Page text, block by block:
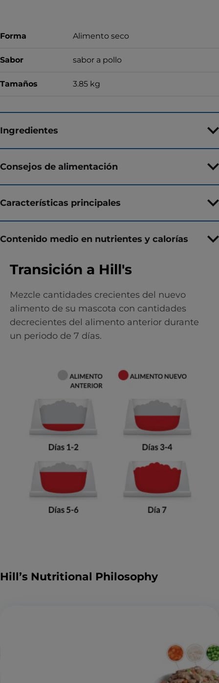
Forma Alimento seco
Sabor sabor a pollo
Tamaños 3.85 kg
Ingredientes
Consejos de alimentación
Características principales
Contenido medio en nutrientes y calorías
Transición a Hill's
Mezcle cantidades crecientes del nuevo
alimento de su mascota con cantidades
decrecientes del alimento anterior durante
un periodo de 7 días.
Hill’s Nutritional Philosophy